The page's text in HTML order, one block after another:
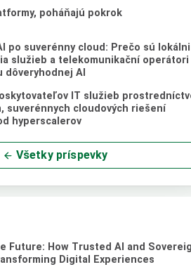
poháňajú pokrok
po suverénny cloud: Prečo sú lokálni
služieb a telekomunikační operátori
dôveryhodnej AI
IT služieb
suverénnych cloudových riešení
hyperscalerov
Všetky príspevky
Future: How Trusted AI and
Digital Experiences